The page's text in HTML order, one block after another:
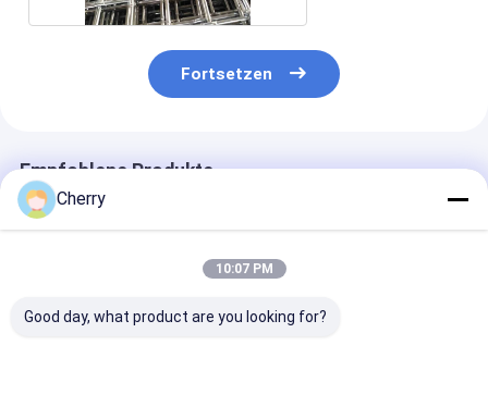
Fortsetzen
Empfohlene Produkte
Cherry
10:07 PM
Good day, what product are you looking for?